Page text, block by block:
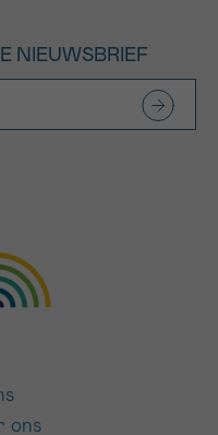
NIEUWSBRIEF
ons